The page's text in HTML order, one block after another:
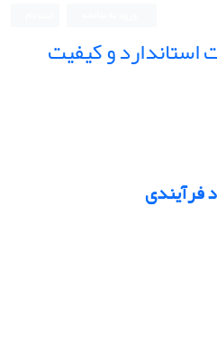
استاندارد و کیفیت
فرآیندی